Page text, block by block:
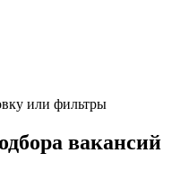
или фильтры
вакансий